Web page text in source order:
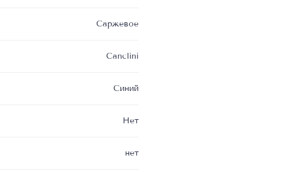
Саржевое
Canclini
Синий
Нет
нет